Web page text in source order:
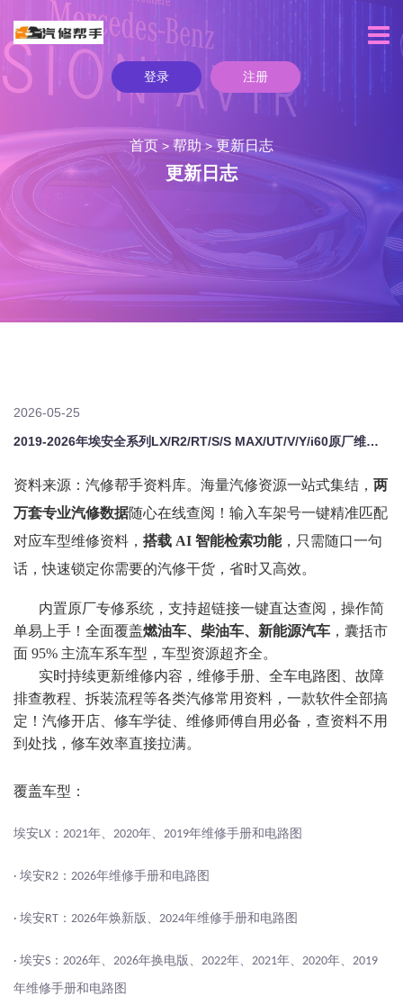
登录 注册
首页 > 帮助>更新日志
更新日志
2026-05-25
2019-2026年埃安全系列LX/R2/RT/S/S MAX/UT/V/Y/i60原厂维修手册电路图资料、维修资料、汽修资料库、正时资料、螺丝扭力、拆装步骤、故障码、针脚定义、保险盒图解、发动机大修资料、变速箱维修资料、底盘维修图纸、车身线路图、传感器线路图、数据流资料、线束走向图、继电器位置图、空调维修图纸、车身控制模块资料、发动机正时图解、大修装配数据、通病故障案例、新能源高压电路图、混动维
资料来源：汽修帮手资料库。 海量汽修资源一站式集结， 两
万套专业汽修数据随心在线查阅！输入车架号一键精准匹配
对应车型维修资料， 搭载 AI 智能检索功能，只需随口一句
话，快速锁定你需要的汽修干货，省时又高效。
内置原厂专修系统，支持超链接一键直达查阅，操作简
单易上手！全面覆盖燃油车、柴油车、新能源汽车 ，囊括市
面 95% 主流车系车型，车型资源超齐全。
实时持续更新维修内容，维修手册、全车电路图、故障
排查教程、拆装流程等各类汽修常用资料，一款软件全部搞
定！汽修开店、修车学徒、维修师傅自用必备，查资料不用
到处找，修车效率直接拉满。
覆盖车型：
埃安LX ： 2021年、 2020年、 2019年维修手册和电路图
· 埃安R2 ： 2026年维修手册和电路图
· 埃安RT ： 2026年焕新版、 2024年维修手册和电路图
· 埃安S ： 2026年、 2026年换电版、 2022年、 2021年、 2020年、 2019
年维修手册和电路图